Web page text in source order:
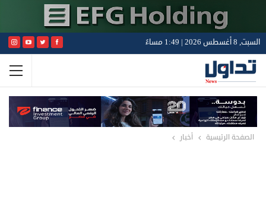
السبت, 8 أغسطس 2026 | 1:49 مساءً
الصفحة الرئيسية أخبار